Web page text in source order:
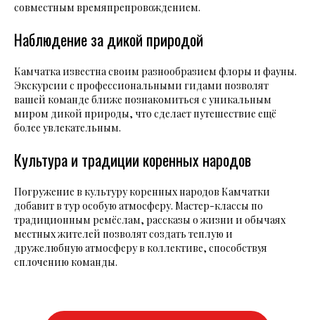
совместным времяпрепровождением.
Наблюдение за дикой природой
Камчатка известна своим разнообразием флоры и фауны.
Экскурсии с профессиональными гидами позволят
вашей команде ближе познакомиться с уникальным
миром дикой природы, что сделает путешествие ещё
более увлекательным.
Культура и традиции коренных народов
Погружение в культуру коренных народов Камчатки
добавит в тур особую атмосферу. Мастер-классы по
традиционным ремёслам, рассказы о жизни и обычаях
местных жителей позволят создать теплую и
дружелюбную атмосферу в коллективе, способствуя
сплочению команды.